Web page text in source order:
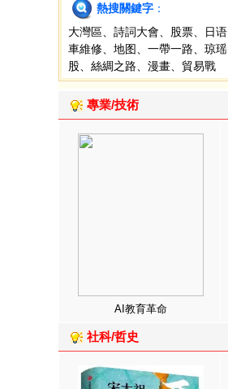
熱搜關鍵字 ：
大灣區
詩詞大會 股票 日语
車維修
地图 一帶一路 琼瑶
股
絲綢之路 漫畫 貿易戰
專業/技術
AI教育革命
社科/哲史